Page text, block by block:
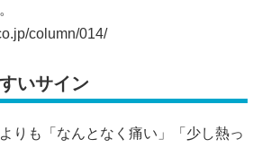
column/014/
いサイン
りも「なんとなく痛い」「少し熱っ